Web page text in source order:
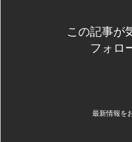
この記事が
フォロ
最新情報を